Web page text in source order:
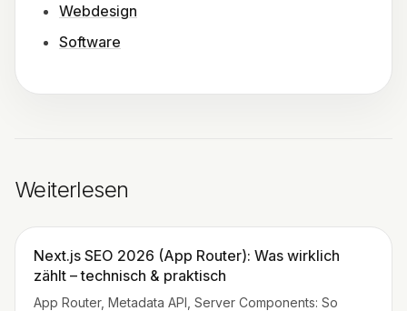
Webdesign
Software
Weiterlesen
Next.js SEO 2026 (App Router): Was wirklich
zählt – technisch & praktisch
App Router, Metadata API, Server Components: So